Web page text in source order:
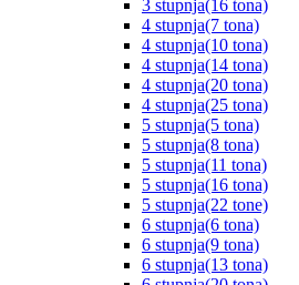
3 stupnja(16 tona)
4 stupnja(7 tona)
4 stupnja(10 tona)
4 stupnja(14 tona)
4 stupnja(20 tona)
4 stupnja(25 tona)
5 stupnja(5 tona)
5 stupnja(8 tona)
5 stupnja(11 tona)
5 stupnja(16 tona)
5 stupnja(22 tone)
6 stupnja(6 tona)
6 stupnja(9 tona)
6 stupnja(13 tona)